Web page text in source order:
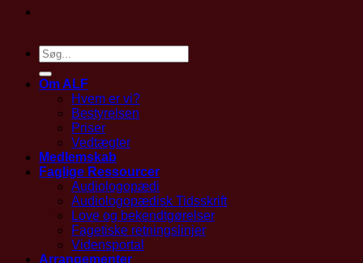
Om ALF
Hvem er vi?
Bestyrelsen
Priser
Vedtægter
Medlemskab
Faglige Ressourcer
Audiologopædi
Audiologopædisk Tidsskrift
Love og bekendtgørelser
Fagetiske retningslinjer
Vidensportal
Arrangementer